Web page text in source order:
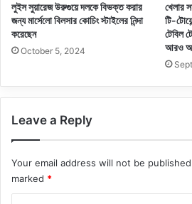
লুইস সুয়ারেজ উরুগুয়ে দলকে বিভক্ত করার
জন্য মার্সেলো বিলসার কোচিং স্টাইলের নিন্দা
করেছেন
October 5, 2024
খেলার
টি-
টেবিল
আরও
Leave a Reply
Your email address will not be
marked *